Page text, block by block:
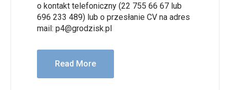
o kontakt telefoniczny (22 755 66 67 lub
696 233 489) lub o przesłanie CV na adres
mail: p4@grodzisk.pl
Read More